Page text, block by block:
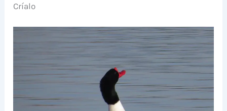
Críalo